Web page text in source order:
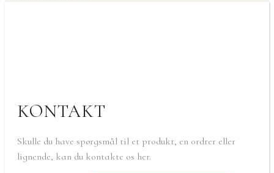
KONTAKT
Skulle du have spørgsmål til et produkt, en ordrer eller
lignende, kan du kontakte os her.